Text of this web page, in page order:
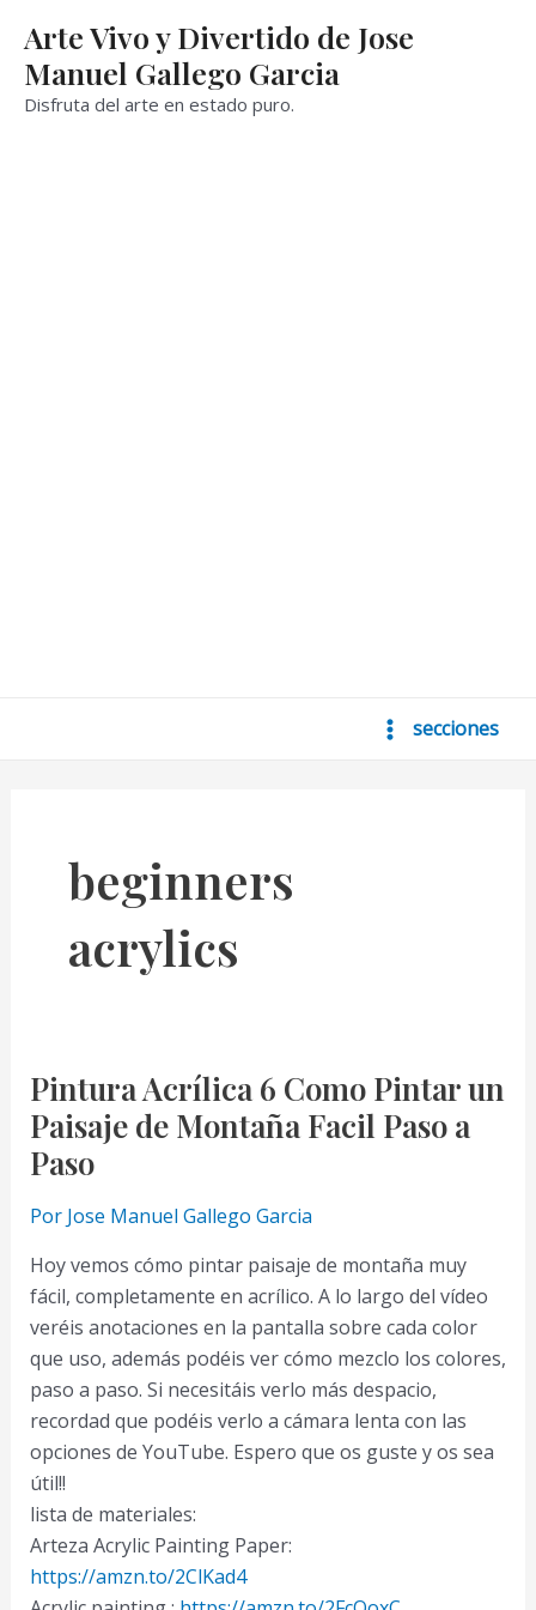
contenido
Arte Vivo y Divertido de Jose
Manuel Gallego Garcia
Disfruta del arte en estado puro.
Main
secciones
beginners
acrylics
Pintura Acrílica 6 Como Pintar un
Paisaje de Montaña Facil Paso a
Paso
Por Jose Manuel Gallego Garcia
Hoy vemos cómo pintar paisaje de montaña muy
fácil, completamente en acrílico. A lo largo del vídeo
veréis anotaciones en la pantalla sobre cada color
que uso, además podéis ver cómo mezclo los colores,
paso a paso. Si necesitáis verlo más despacio,
recordad que podéis verlo a cámara lenta con las
opciones de YouTube. Espero que os guste y os sea
útil!!
lista de materiales:
Arteza Acrylic Painting Paper:
https://amzn.to/2ClKad4